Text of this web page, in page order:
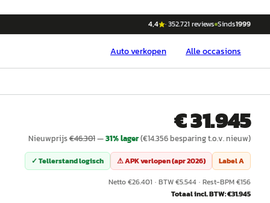
4,4 ·352.721 reviews Sinds1999
Autoverkopen Alle occasions
€ 31.945
Nieuwprijs€46.301—31% lager(€14.356besparing t.o.v. nieuw)
✓ Tellerstand logisch ⚠ APK verlopen (apr 2026) LabelA
Netto €26.401 · BTW €5.544 · Rest-BPM €156
Totaal incl. BTW: €31.945